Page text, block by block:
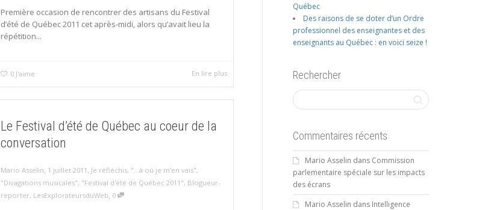
Première occasion de rencontrer des artisans du Festival
d’été de Québec 2011 cet après-midi, alors qu’avait lieu la
répétition...
0 J'aime En lire plus
Le Festival d’été de Québec au coeur de la
conversation
Mario Asselin, 1 juillet 2011 , Je réfléchis, "...à où je m'en vais",
"Divagations musicales", "Festival d'été de Québec 2011", Blogueur-
reporter, LesExplorateursduWeb, 0
Québec
Des raisons de se doter d’un Ordre
professionnel des enseignantes et des
enseignants au Québec : en voici seize !
Rechercher
Commentaires récents
Mario Asselin dans Commission
parlementaire spéciale sur les impacts
des écrans
Mario Asselin dans Intelligence